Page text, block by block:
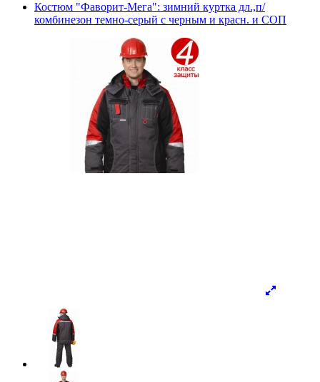
Костюм "Фаворит-Мега": зимний куртка дл.,п/
комбинезон темно-серый с черным и красн. и СОП